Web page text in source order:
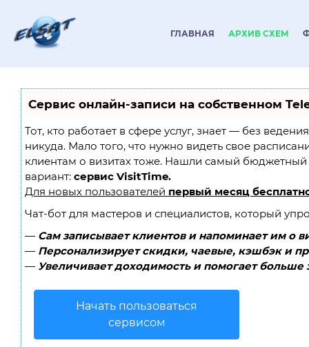
ГЛАВНАЯ АРХИВ СХЕМ
Сервис онлайн-записи на собственном
Тот, кто работает в сфере услуг, знает — без
никуда. Мало того, что нужно видеть свое
клиентам о визитах тоже. Нашли самый
вариант: сервис VisitTime.
Для новых пользователей первый месяц
Чат-бот для мастеров и специалистов, который
— Сам записывает клиентов и напоминает им о
— Персонализирует скидки, чаевые, кэшбэк и
— Увеличивает доходимость и помогает больше
Начать пользоваться
сервисом